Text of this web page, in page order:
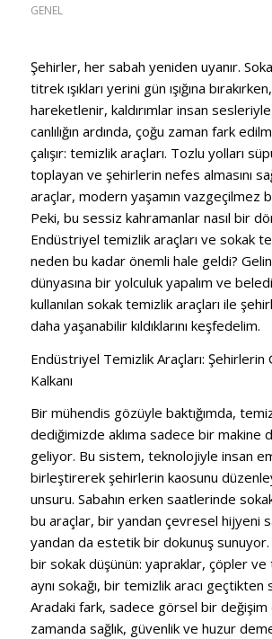
GENEL
Şehirler, her sabah yeniden uyanır.
titrek ışıkları yerini gün ışığına
hareketlenir, kaldırımlar insan
canlılığın ardında, çoğu zaman fark
çalışır: temizlik araçları. Tozlu yolları
toplayan ve şehirlerin nefes almasını
araçlar, modern yaşamın vazgeçilmez
Peki, bu sessiz kahramanlar nasıl bir
Endüstriyel temizlik araçları ve sokak
neden bu kadar önemli hale geldi?
dünyasına bir yolculuk yapalım ve
kullanılan sokak temizlik araçları ile
daha yaşanabilir kıldıklarını keşfedelim.
Endüstriyel Temizlik Araçları: Şehirlerin
Kalkanı
Bir mühendis gözüyle baktığımda,
dediğimizde aklıma sadece bir makine
geliyor. Bu sistem, teknolojiyle insan
birleştirerek şehirlerin kaosunu
unsuru. Sabahın erken saatlerinde
bu araçlar, bir yandan çevresel hijyeni
yandan da estetik bir dokunuş
bir sokak düşünün: yapraklar, çöpler ve
aynı sokağı, bir temizlik aracı geçtikten
Aradaki fark, sadece görsel bir değişim
zamanda sağlık, güvenlik ve huzur